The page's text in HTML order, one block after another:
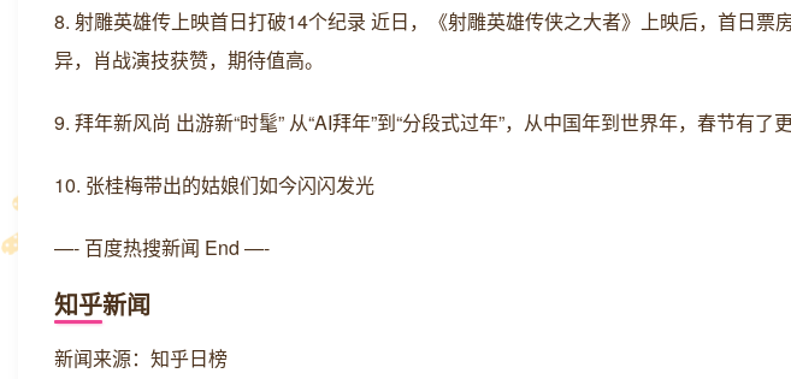
8. 射雕英雄传上映首日打破14个纪录 近日，《射雕英雄传侠之大者》上映后，首日票
异，肖战演技获赞，期待值高。
9. 拜年新风尚 出游新“时髦” 从“AI拜年”到“分段式过年”，从中国年到世界年，春节有了
10. 张桂梅带出的姑娘们如今闪闪发光
—- 百度热搜新闻 End —-
知乎新闻
新闻来源：知乎日榜